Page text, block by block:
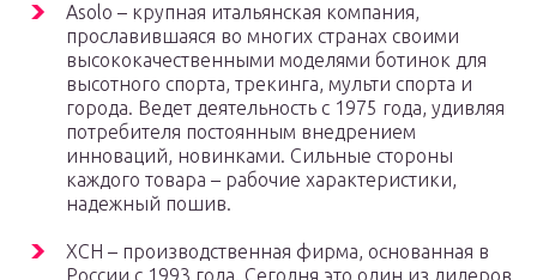
Asolo – крупная итальянская компания,
прославившаяся во многих странах своими
высококачественными моделями ботинок для
высотного спорта, трекинга, мульти спорта и
города. Ведет деятельность с 1975 года, удивляя
потребителя постоянным внедрением
инноваций, новинками. Сильные стороны
каждого товара – рабочие характеристики,
надежный пошив.
ХСН – производственная фирма, основанная в
России с 1993 года. Сегодня это один из лидеров